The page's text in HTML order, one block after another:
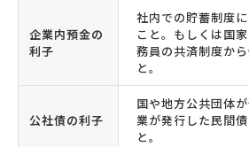
企業内預金の
利子
社内での貯蓄制度
こと。もしくは国
務員の共済制度か
と。
公社債の利子
国や地方公共団体
業が発行した民間
と。